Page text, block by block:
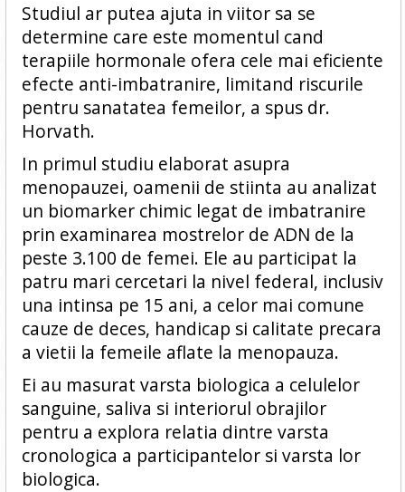
Studiul ar putea ajuta in viitor sa se
determine care este momentul cand
terapiile hormonale ofera cele mai eficiente
efecte anti-imbatranire, limitand riscurile
pentru sanatatea femeilor, a spus dr.
Horvath.
In primul studiu elaborat asupra
menopauzei, oamenii de stiinta au analizat
un biomarker chimic legat de imbatranire
prin examinarea mostrelor de ADN de la
peste 3.100 de femei. Ele au participat la
patru mari cercetari la nivel federal, inclusiv
una intinsa pe 15 ani, a celor mai comune
cauze de deces, handicap si calitate precara
a vietii la femeile aflate la menopauza.
Ei au masurat varsta biologica a celulelor
sanguine, saliva si interiorul obrajilor
pentru a explora relatia dintre varsta
cronologica a participantelor si varsta lor
biologica.